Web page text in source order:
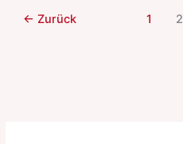
den
← Zurück 1 2